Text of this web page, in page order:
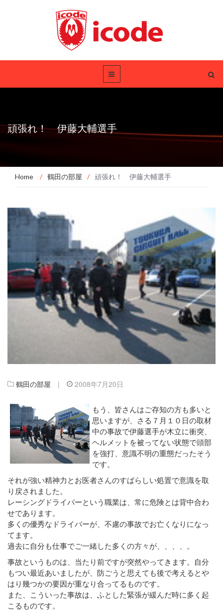
頑張れ！ 伊藤大輔選手
Home / 鶴田の部屋 / 頑張れ！ 伊藤大輔選手
鶴田の部屋 | 2008年7月20日
もう、皆さんはご存知の方も多いと
思いますが、さる７月１０日の取材
中の事故で伊藤選手が木立に衝突、
ヘルメットを被ってない状態で頭部
を強打、意識不明の重態だったそう
です。
それが強い精神力とお医者さんのすばらしい処置で意識を取
り戻されました。
レーシングドライバーという職業は、常に危険とは背中合わ
せであります。
多くの優秀なドライバーが、不慮の事故でお亡くなりになっ
てます。
過去に自分も仕事でご一緒した多くの方々が、、、、。
事故というものは、当たり前ですが突然やってきます。自分
もつい最近あいましたが、防ごうと思えても後で考えるとや
はり幾つかの要因が重なり合ってるものです。
また、こういった事故は、ふとした緊張が緩んだ時に多く起
こるものです。